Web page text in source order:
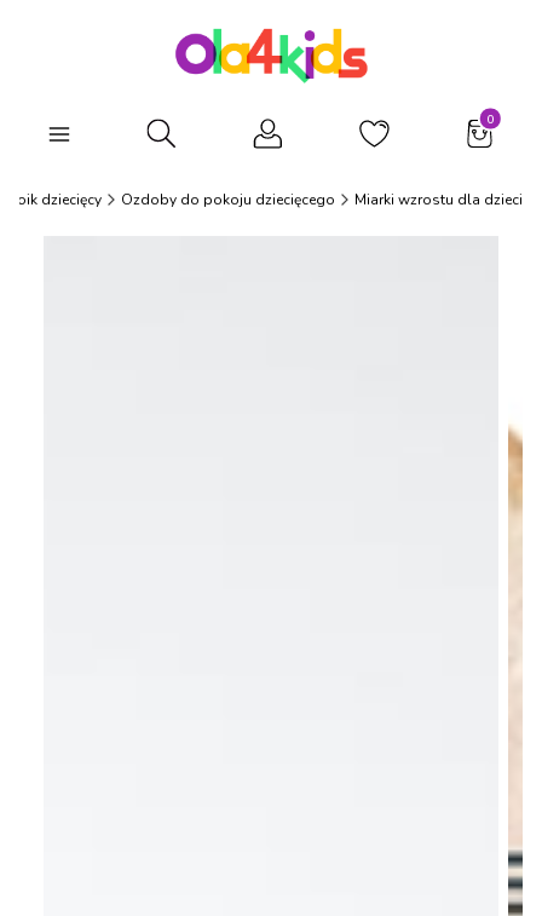
Otwórz wyszukiwarkę
dziecięcy Ozdoby do pokoju dziecięcego Miarki wzrostu dla dzieci